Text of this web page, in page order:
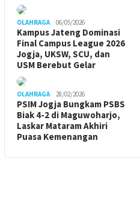
OLAHRAGA 06/05/2026
Kampus Jateng Dominasi
Final Campus League 2026
Jogja, UKSW, SCU, dan
USM Berebut Gelar
OLAHRAGA 28/02/2026
PSIM Jogja Bungkam PSBS
Biak 4-2 di Maguwoharjo,
Laskar Mataram Akhiri
Puasa Kemenangan